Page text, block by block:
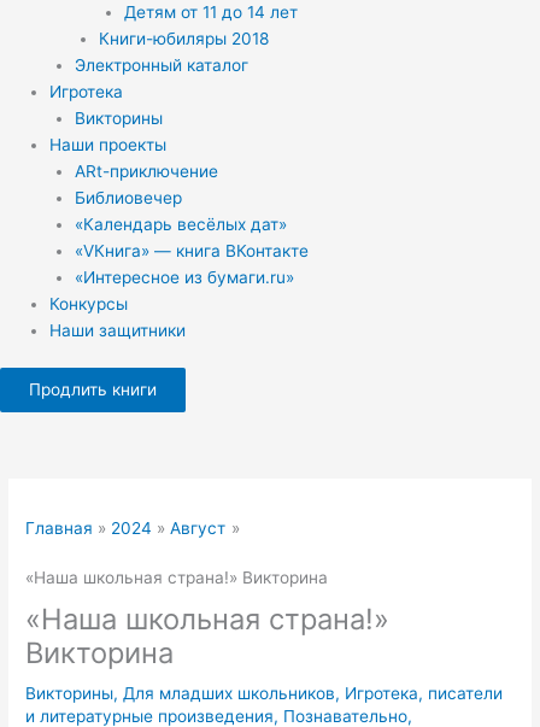
Детям от 11 до 14 лет
Книги-юбиляры 2018
Электронный каталог
Игротека
Викторины
Наши проекты
ARt-приключение
Библиовечер
«Календарь весёлых дат»
«VКнига» — книга ВКонтакте
«Интересное из бумаги.ru»
Конкурсы
Наши защитники
Продлить книги
Главная 2024 Август
«Наша школьная страна!» Викторина
«Наша школьная страна!»
Викторина
Викторины, Для младших школьников, Игротека, писатели
и литературные произведения, Познавательно,